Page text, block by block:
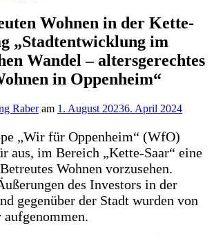
Wohnen in der Kette-
„Stadtentwicklung im
Wandel – altersgerechtes
in Oppenheim“
Raber am 1. August 20236. April 2024
„Wir für Oppenheim“ (WfO)
aus, im Bereich „Kette-Saar“ eine
Wohnen vorzusehen.
des Investors in der
gegenüber der Stadt wurden von